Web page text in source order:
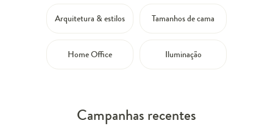
Arquitetura & estilos Tamanhos de cama
Home Office Iluminação
Campanhas recentes